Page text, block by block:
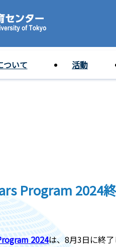
ついて 活動
Program 2024
2024は、8月3日に終了